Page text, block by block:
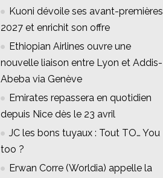
Kuoni dévoile ses avant-premières
2027 et enrichit son offre
Ethiopian Airlines ouvre une
nouvelle liaison entre Lyon et Addis-
Abeba via Genève
Emirates repassera en quotidien
depuis Nice dès le 23 avril
JC les bons tuyaux : Tout TO… You
too ?
Erwan Corre (Worldia) appelle la